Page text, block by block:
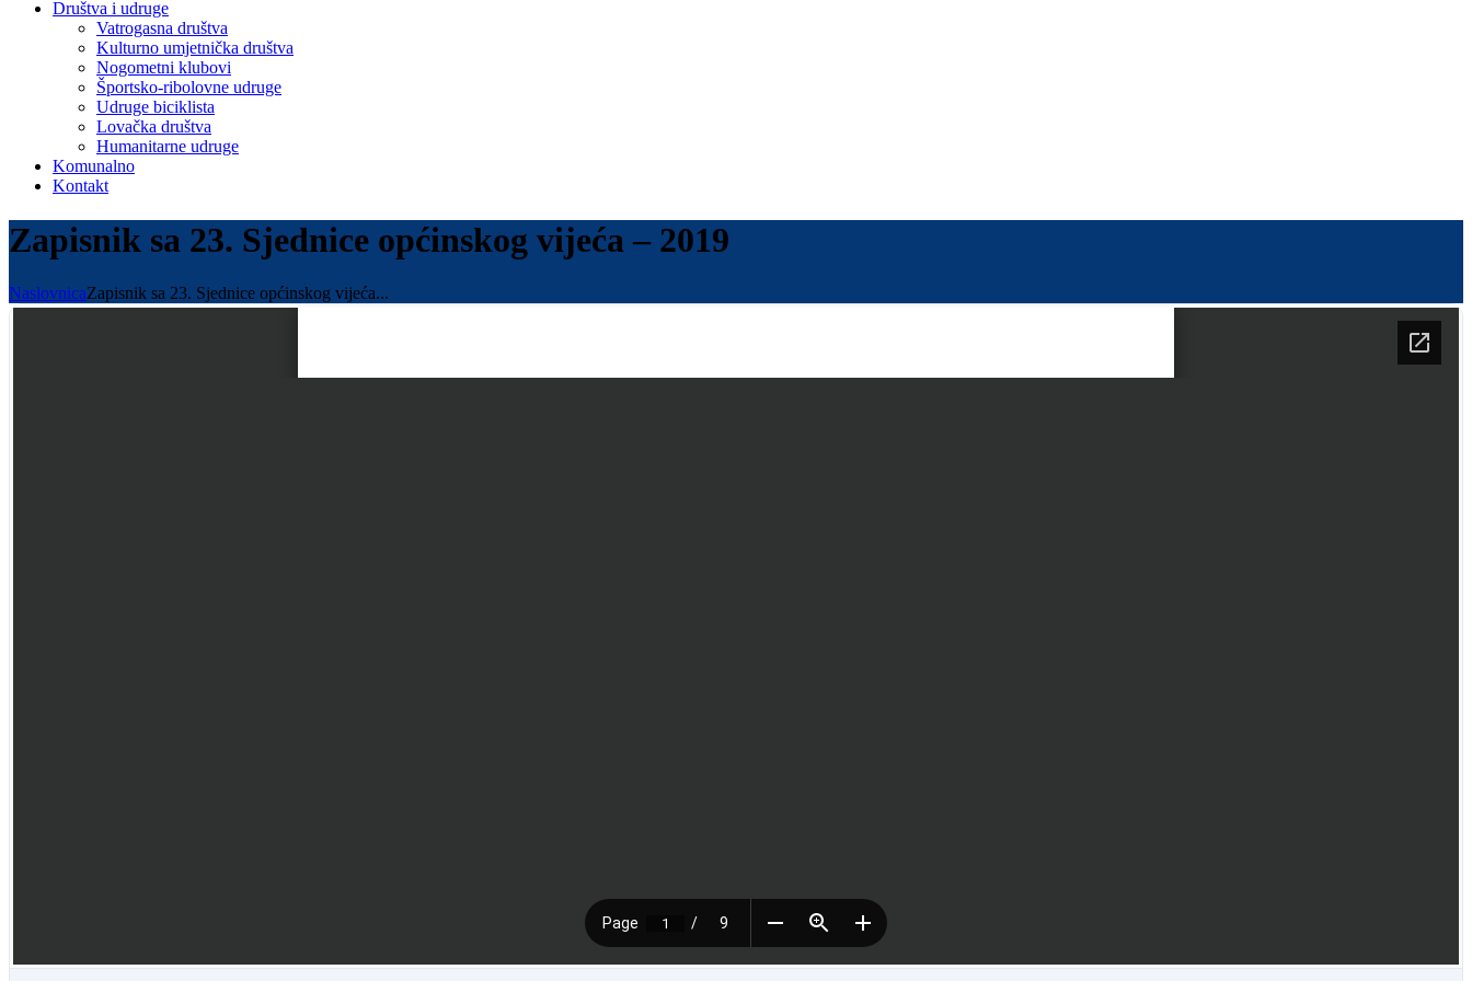
Društva i udruge
Vatrogasna društva
Kulturno umjetnička društva
Nogometni klubovi
Športsko-ribolovne udruge
Udruge biciklista
Lovačka društva
Humanitarne udruge
Komunalno
Kontakt
Zapisnik sa 23. Sjednice općinskog vijeća – 2019
NaslovnicaZapisnik sa 23. Sjednice općinskog vijeća...